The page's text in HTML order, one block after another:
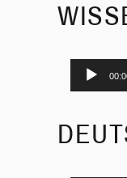
Audio-
Player